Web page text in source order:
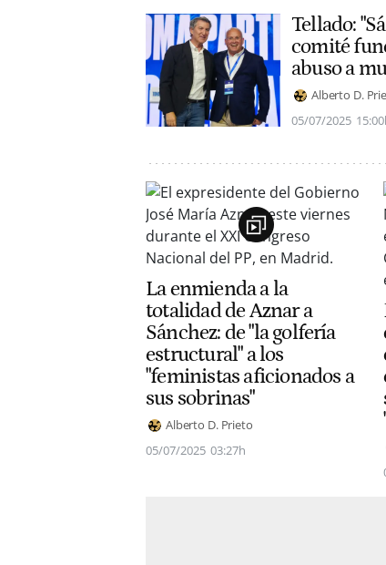
Tellado:
comité
abuso a
Alberto D.
05/07/2025
La enmienda a la
totalidad de Aznar a
Sánchez: de "la golfería
estructural" a los
"feministas aficionados a
sus sobrinas"
Alberto D. Prieto
05/07/2025 03:27h